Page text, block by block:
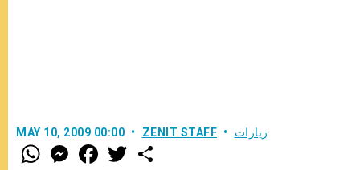
MAY 10, 2009 00:00 ZENIT STAFF زيارات
W
h
M
e
F
a w